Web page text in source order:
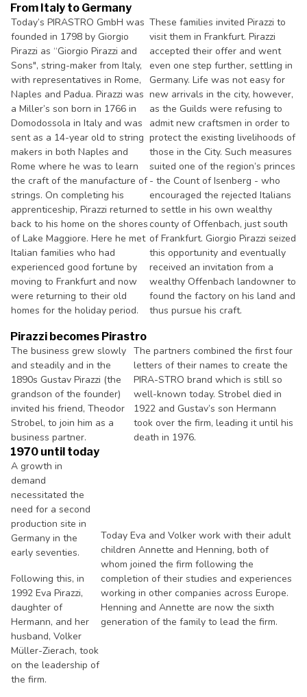
From Italy to Germany
Today’s PIRASTRO GmbH was
founded in 1798 by Giorgio
Pirazzi as “Giorgio Pirazzi and
Sons", string-maker from Italy,
with representatives in Rome,
Naples and Padua. Pirazzi was
a Miller’s son born in 1766 in
Domodossola in Italy and was
sent as a 14-year old to string
makers in both Naples and
Rome where he was to learn
the craft of the manufacture of
strings. On completing his
apprenticeship, Pirazzi returned
back to his home on the shores
of Lake Maggiore. Here he met
Italian families who had
experienced good fortune by
moving to Frankfurt and now
were returning to their old
homes for the holiday period.
These families invited Pirazzi to
visit them in Frankfurt. Pirazzi
accepted their offer and went
even one step further, settling in
Germany. Life was not easy for
new arrivals in the city, however,
as the Guilds were refusing to
admit new craftsmen in order to
protect the existing livelihoods of
those in the City. Such measures
suited one of the region’s princes
- the Count of Isenberg - who
encouraged the rejected Italians
to settle in his own wealthy
county of Offenbach, just south
of Frankfurt. Giorgio Pirazzi seized
this opportunity and eventually
received an invitation from a
wealthy Offenbach landowner to
found the factory on his land and
thus pursue his craft.
Pirazzi becomes Pirastro
The business grew slowly
and steadily and in the
1890s Gustav Pirazzi (the
grandson of the founder)
invited his friend, Theodor
Strobel, to join him as a
business partner.
The partners combined the first four
letters of their names to create the
PIRA-STRO brand which is still so
well-known today. Strobel died in
1922 and Gustav’s son Hermann
took over the firm, leading it until his
death in 1976.
1970 until today
A growth in
demand
necessitated the
need for a second
production site in
Germany in the
early seventies.
Following this, in
1992 Eva Pirazzi,
daughter of
Hermann, and her
husband, Volker
Müller-Zierach, took
on the leadership of
the firm.
Today Eva and Volker work with their adult
children Annette and Henning, both of
whom joined the firm following the
completion of their studies and experiences
working in other companies across Europe.
Henning and Annette are now the sixth
generation of the family to lead the firm.